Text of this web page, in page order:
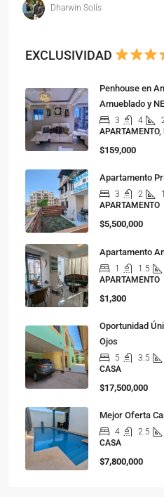
Dharwin Solís
EXCLUSIVIDAD
Penhouse en
Amueblado y
3 4
APARTAMENTO,
$159,000
Apartamento
3 2
APARTAMENTO
$5,500,000
Apartamento
1 1.5
APARTAMENTO
$1,300
Oportunidad
Ojos
5 3.5
CASA
$17,500,000
Mejor Oferta
4 2.5
CASA
$7,800,000